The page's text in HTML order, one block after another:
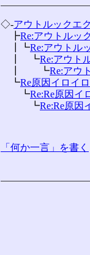
◇-アウトルックエ
┣Re:アウトルッ
┃┗Re:アウトル
┃　┗Re:アウト
┃　　┗Re:アウ
┗Re原因イロイロ
┗Re:Re原因イ
┗Re:Re原因
「何か一言」を書く